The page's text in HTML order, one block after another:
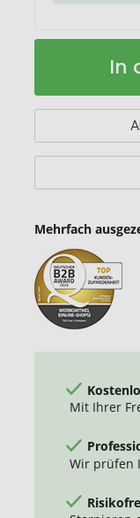
Touchpen
Bonnel
Auf
In
Mehrfach
Mit Ihrer
Wir prüfen